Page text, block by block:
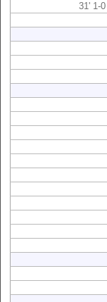
31' 1-0